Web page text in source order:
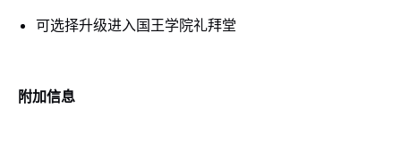
可选择升级进入国王学院礼拜堂
附加信息